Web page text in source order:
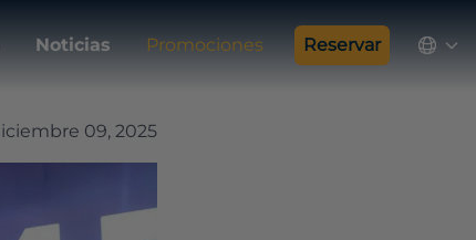
Noticias Promociones Reservar
09, 2025